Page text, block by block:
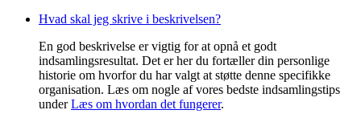
Hvad skal jeg skrive i beskrivelsen?
En god beskrivelse er vigtig for at opnå et godt
indsamlingsresultat. Det er her du fortæller din personlige
historie om hvorfor du har valgt at støtte denne specifikke
organisation. Læs om nogle af vores bedste indsamlingstips
underLæs om hvordan det fungerer.